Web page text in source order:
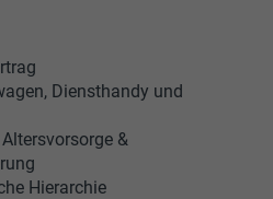
Diensthandy und
&
Hierarchie